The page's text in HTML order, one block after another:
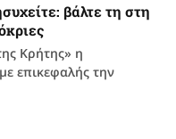
βάλτε τη στη
Κρήτης» η
επικεφαλής την